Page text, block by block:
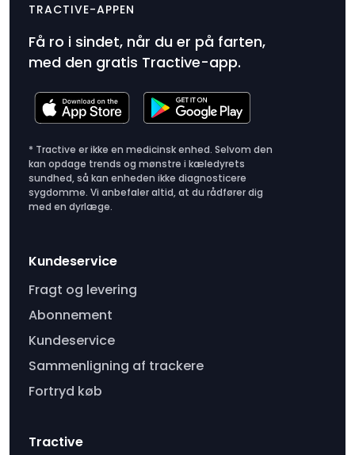
farerapporter fra.
TRACTIVE-APPEN
Få ro i sindet, når du er på farten,
med den gratis Tractive-app.
* Tractive er ikke en medicinsk enhed. Selvom den
kan opdage trends og mønstre i kæledyrets
sundhed, så kan enheden ikke diagnosticere
sygdomme. Vi anbefaler altid, at du rådfører dig
med en dyrlæge.
Kundeservice
Fragt og levering
Abonnement
Kundeservice
Sammenligning af trackere
Fortryd køb
Tractive